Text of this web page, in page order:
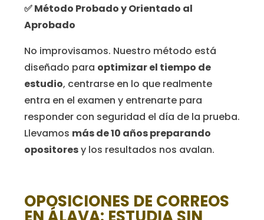
✅Método Probado y Orientado al
Aprobado
No improvisamos. Nuestro método está
diseñado para optimizar el tiempo de
estudio, centrarse en lo que realmente
entra en el examen y entrenarte para
responder con seguridad el día de la prueba.
Llevamos más de 10 años preparando
opositoresy los resultados nos avalan.
OPOSICIONES DE CORREOS